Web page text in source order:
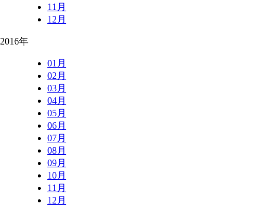
11月
12月
2016年
01月
02月
03月
04月
05月
06月
07月
08月
09月
10月
11月
12月